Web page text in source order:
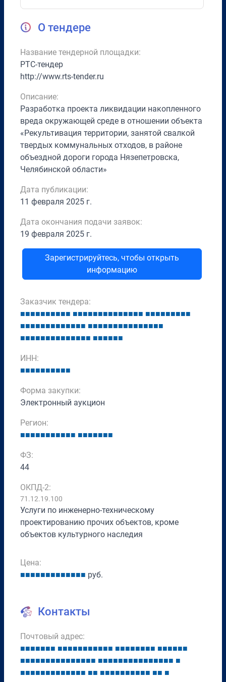
О тендере
Название тендерной площадки:
РТС-тендер
http://www.rts-tender.ru
Описание:
Разработка проекта ликвидации накопленного
вреда окружающей среде в отношении объекта
«Рекультивация территории, занятой свалкой
твердых коммунальных отходов, в районе
объездной дороги города Нязепетровска,
Челябинской области»
Дата публикации:
11 февраля 2025 г.
Дата окончания подачи заявок:
19 февраля 2025 г.
Зарегистрируйтесь, чтобы открыть
информацию
Заказчик тендера:
■■■■■■■■■■ ■■■■■■■■■■■■■■ ■■■■■■■■■
■■■■■■■■■■■■■ ■■■■■■■■■■■■■■■
■■■■■■■■■■■■■■ ■■■■■■
ИНН:
■■■■■■■■■■
Форма закупки:
Электронный аукцион
Регион:
■■■■■■■■■■■ ■■■■■■■
ФЗ:
44
ОКПД-2:
71.12.19.100
Услуги по инженерно-техническому
проектированию прочих объектов, кроме
объектов культурного наследия
Цена:
■■■■■■■■■■■■■ руб.
Контакты
Почтовый адрес:
■■■■■■■ ■■■■■■■■■■■ ■■■■■■■■ ■■■■■■
■■■■■■■■■■■■■■■ ■■■■■■■■■■■■■■■ ■
■■■■■■■■■■■■■ ■■ ■■■■■■■■■■ ■■ ■